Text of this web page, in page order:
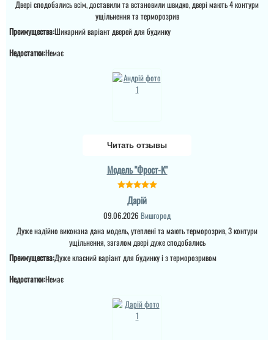
задоволений, замовляли
з сусідами в тамбур,
двері стали чітко, біли
деякі складнощі, але їх
Олег
загородный дом
одновременно прочную
дверь. Данная модель
фанат ковки и поэтому,
Двері сподобались всім, доставили та встановили швидко, двері мають 4 контури
ущільнення та терморозрив
Преимущества:Шикарний варіант дверей для будинку
Недостатки:Немає
Читать отзывы
Модель "Фрост-K"
Дарій
09.06.2026 Вишгород
Дуже надійно виконана дана модель, утеплені та мають терморозрив, 3 контури
ущільнення, загалом двері дуже сподобались
Преимущества:Дуже класний варіант для будинку і з терморозривом
Недостатки:Немає